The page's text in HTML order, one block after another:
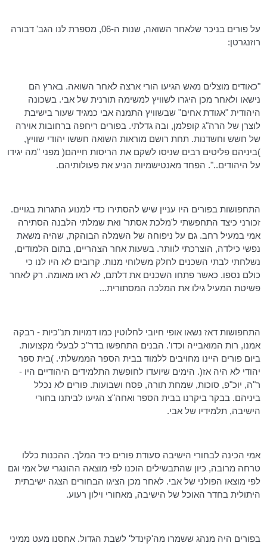
על פורים בניכר שלאחר השואה, שנות ה-06, מספרת לנו הגב' דבורה
רוזנגרטן:
"כאודים מוצלים מאש הגיעו הורי ארצה לאחר השואה. בארץ הם
נישאו ולאחר מכן היגרו לשוויץ למשימה תורנית של אבי. בשכונה
היהודית "אגודת אחים" שבשוויץ התמנה אבי כמגיד שעור בישיבת
לוצרן של הרה"ג קופלמן, ובה גדלתי. בפורים ריחפה ברחובות אוירה
של חשש וחשדנות. תחת רושם מוראות השואה חששו יהודי שוויץ,
)ביניהם פליטים רבים שניסו לשקם את הריסות חייהם( מפני "מה יגידו
על היהודים..". הפחד מאנטישמיות הניע את פעולותיהם.
התחפושות בפורים היו עניין שיש להסתירו כדי למנוע התגרות בגויים.
זכורני כיצד התחפשתיל'מלכת אסתר' ואת שמלתי הלבנה הסתירה
אמי במעיל רחב. גם על ניפוחה של השמלה הבוהקת, שהיה משאת
נפשי כילדה, הוצרכתי לוותר. בשעות אחר הצהריים, בתום הלמודים,
נשלחתי לבתי השכנים לחלק משלוחי מנות. קרובים לא היו לנו כי
כולם נספו. כאשר פתחו השכנים את דלתם, לא ראו מאומה. רק לאחר
פשיטת המעיל גילו את המלכה המסתורית...
התחפושות דאז נשאו אופי חיובי לחלוטין כמו דמויות תנ"כיות - רבקה
אמנו, רות המואבייה וכדו'. הבנים התחפשו בדר"כ לבעלי מקצועות.
ביום פורים היינו מחויבים ללמוד בבית הספר הממשלתי. )בית ספר
יהודי לא היה אז(. הימים שיועדו לחופשת התלמידים היהודיים היו -
ר"ה, יוכ"פ, סוכות, שמחת תורה, פסח ושבועות. פורים לא נכלל
ביניהם. בבקר ביקרנו בבית הספר ואחה"צ הגיעו לביתנו בחורי
הישיבה, תלמידיו של אבי.
אמי הכינה לבחורי הישיבה סעודת פורים כיד המלך. ההכנות כללו
טרחה מרובה, כיון שהתבשילים הוכנו לפי מוצאה ההונגרי של אמי וגם
לפי מוצאו הפולני של אבי. לאחר מכן הציגו הבחורים הצגה ישיבתית
היתולית בחדר האוכל של הישיבה, מאחורי וילון רעוע.
בפורים היה מנהג ששמרו מה'קינדל' לשבת הגדול. אחסנו מעט ממיני